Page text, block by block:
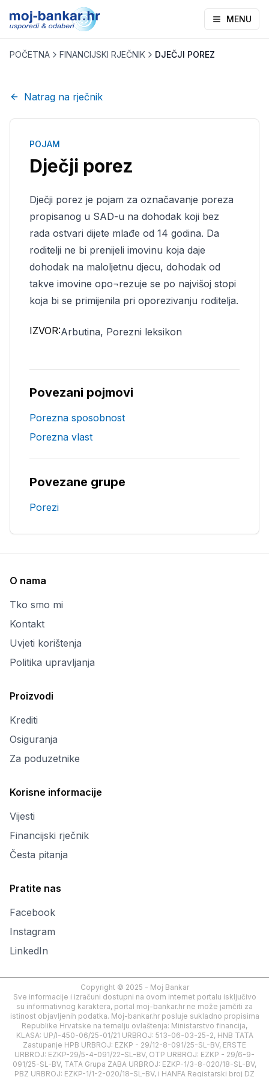
MENU
POČETNA FINANCIJSKI RJEČNIK DJEČJI POREZ
Natrag na rječnik
POJAM
Dječji porez
Dječji porez je pojam za označavanje poreza
propisanog u SAD-u na dohodak koji bez
rada ostvari dijete mlađe od 14 godina. Da
roditelji ne bi prenijeli imovinu koja daje
dohodak na maloljetnu djecu, dohodak od
takve imovine opo¬rezuje se po najvišoj stopi
koja bi se primijenila pri oporezivanju roditelja.
IZVOR:Arbutina, Porezni leksikon
Povezani pojmovi
Porezna sposobnost
Porezna vlast
Povezane grupe
Porezi
O nama
Tko smo mi
Kontakt
Uvjeti korištenja
Politika upravljanja
Proizvodi
Krediti
Osiguranja
Za poduzetnike
Korisne informacije
Vijesti
Financijski rječnik
Česta pitanja
Pratite nas
Facebook
Instagram
LinkedIn
Copyright © 2025 - Moj Bankar
Sve informacije i izračuni dostupni na ovom internet portalu isključivo
su informativnog karaktera, portal moj-bankar.hr ne može jamčiti za
istinost objavljenih podatka. Moj-bankar.hr posluje sukladno propisima
Republike Hrvatske na temelju ovlaštenja: Ministarstvo financija,
KLASA: UP/I-450-06/25-01/21 URBROJ: 513-06-03-25-2, HNB TATA
Zastupanje HPB URBROJ: EZKP - 29/12-8-091/25-SL-BV, ERSTE
URBROJ: EZKP-29/5-4-091/22-SL-BV, OTP URBROJ: EZKP - 29/6-9-
091/25-SL-BV, TATA Grupa ZABA URBROJ: EZKP-1/3-8-020/18-SL-BV,
PBZ URBROJ: EZKP-1/1-2-020/18-SL-BV, i HANFA Registarski broj DZ